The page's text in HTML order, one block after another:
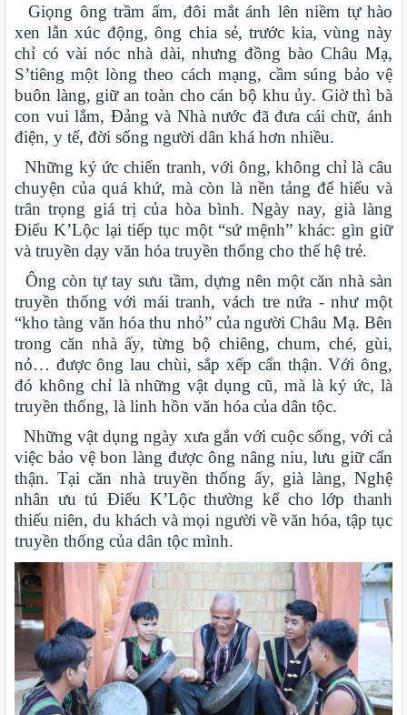
Giọng ông trầm ấm, đôi mắt ánh lên niềm tự hào
xen lẫn xúc động, ông chia sẻ, trước kia, vùng này
chỉ có vài nóc nhà dài, nhưng đồng bào Châu Mạ,
S’tiêng một lòng theo cách mạng, cầm súng bảo vệ
buôn làng, giữ an toàn cho cán bộ khu ủy. Giờ thì bà
con vui lắm, Đảng và Nhà nước đã đưa cái chữ, ánh
điện, y tế, đời sống người dân khá hơn nhiều.
Những ký ức chiến tranh, với ông, không chỉ là câu
chuyện của quá khứ, mà còn là nền tảng để hiểu và
trân trọng giá trị của hòa bình. Ngày nay, già làng
Điểu K’Lộc lại tiếp tục một “sứ mệnh” khác: gìn giữ
và truyền dạy văn hóa truyền thống cho thế hệ trẻ.
Ông còn tự tay sưu tầm, dựng nên một căn nhà sàn
truyền thống với mái tranh, vách tre nứa - như một
“kho tàng văn hóa thu nhỏ” của người Châu Mạ. Bên
trong căn nhà ấy, từng bộ chiêng, chum, ché, gùi,
nỏ… được ông lau chùi, sắp xếp cẩn thận. Với ông,
đó không chỉ là những vật dụng cũ, mà là ký ức, là
truyền thống, là linh hồn văn hóa của dân tộc.
Những vật dụng ngày xưa gắn với cuộc sống, với cả
việc bảo vệ bon làng được ông nâng niu, lưu giữ cẩn
thận. Tại căn nhà truyền thống ấy, già làng, Nghệ
nhân ưu tú Điểu K’Lộc thường kể cho lớp thanh
thiếu niên, du khách và mọi người về văn hóa, tập tục
truyền thống của dân tộc mình.